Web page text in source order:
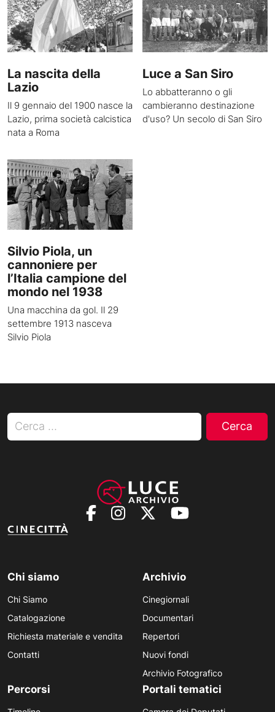
La nascita della
Lazio
Il 9 gennaio del 1900 nasce la
Lazio, prima società calcistica
nata a Roma
Luce a San Siro
Lo abbatteranno o gli
cambieranno destinazione
d'uso? Un secolo di San Siro
Silvio Piola, un
cannoniere per
l’Italia campione del
mondo nel 1938
Una macchina da gol. Il 29
settembre 1913 nasceva
Silvio Piola
Ricerca per:
Chi siamo
Chi Siamo
Catalogazione
Richiesta materiale e vendita
Contatti
Archivio
Cinegiornali
Documentari
Repertori
Nuovi fondi
Archivio Fotografico
Percorsi Portali tematici